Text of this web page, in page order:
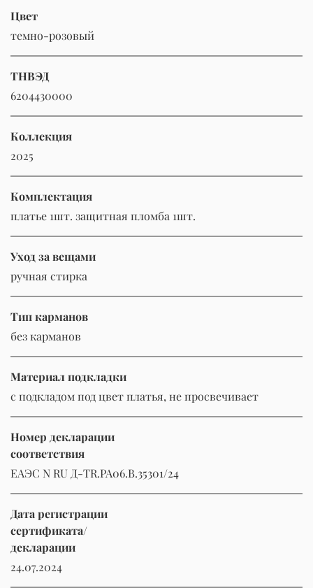
Цвет
темно-розовый
ТНВЭД
6204430000
Коллекция
2025
Комплектация
платье 1шт. защитная пломба 1шт.
Уход за вещами
ручная стирка
Тип карманов
без карманов
Материал подкладки
с подкладом под цвет платья, не просвечивает
Номер декларации
соответствия
ЕАЭС N RU Д-TR.РА06.В.35301/24
Дата регистрации
сертификата/
декларации
24.07.2024